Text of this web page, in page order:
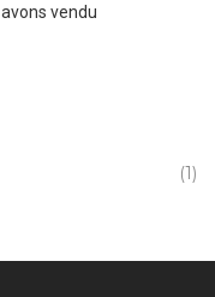
vendu
(1)